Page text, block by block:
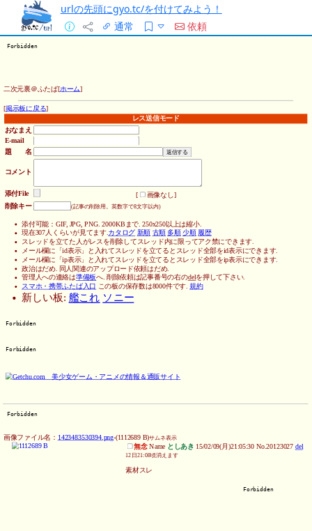
urlの先頭にgyo.tc/を付けてみよう！
通常
依頼